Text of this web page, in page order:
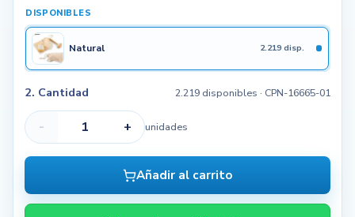
DISPONIBLES
Natural 2.219 disp.
2. Cantidad 2.219 disponibles · CPN-16665-01
- + unidades
Añadir al carrito